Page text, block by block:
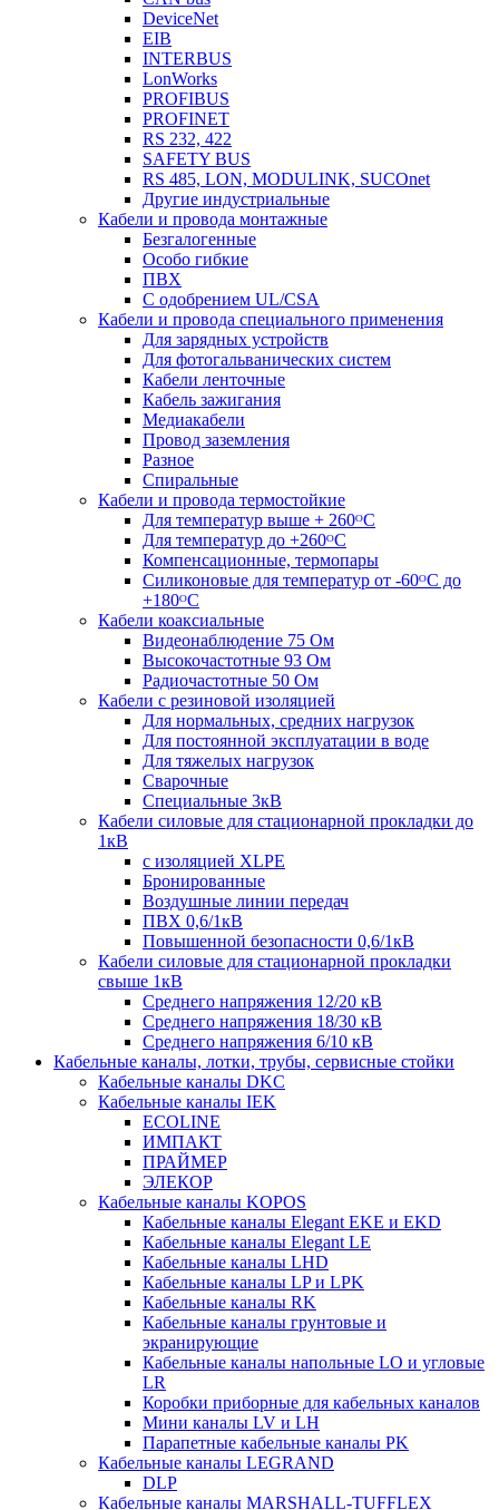
DeviceNet
EIB
INTERBUS
LonWorks
PROFIBUS
PROFINET
RS 232, 422
SAFETY BUS
RS 485, LON, MODULINK, SUCOnet
Другие индустриальные
Кабели и провода монтажные
Безгалогенные
Особо гибкие
ПВХ
С одобрением UL/CSA
Кабели и провода специального применения
Для зарядных устройств
Для фотогальванических систем
Кабели ленточные
Кабель зажигания
Медиакабели
Провод заземления
Разное
Спиральные
Кабели и провода термостойкие
Для температур выше + 260ᴼС
Для температур до +260ᴼС
Компенсационные, термопары
Силиконовые для температур от -60ᴼC до
+180ᴼС
Кабели коаксиальные
Видеонаблюдение 75 Ом
Высокочастотные 93 Ом
Радиочастотные 50 Ом
Кабели с резиновой изоляцией
Для нормальных, средних нагрузок
Для постоянной эксплуатации в воде
Для тяжелых нагрузок
Сварочные
Специальные 3кВ
Кабели силовые для стационарной прокладки до
1кВ
c изоляцией XLPE
Бронированные
Воздушные линии передач
ПВХ 0,6/1кВ
Повышенной безопасности 0,6/1кВ
Кабели силовые для стационарной прокладки
свыше 1кВ
Среднего напряжения 12/20 кВ
Среднего напряжения 18/30 кВ
Среднего напряжения 6/10 кВ
Кабельные каналы, лотки, трубы, сервисные стойки
Кабельные каналы DKC
Кабельные каналы IEK
ECOLINE
ИМПАКТ
ПРАЙМЕР
ЭЛЕКОР
Кабельные каналы KOPOS
Кабельные каналы Elegant EKE и EKD
Кабельные каналы Elegant LE
Кабельные каналы LHD
Кабельные каналы LP и LPK
Кабельные каналы RK
Кабельные каналы грунтовые и
экранирующие
Кабельные каналы напольные LO и угловые
LR
Коробки приборные для кабельных каналов
Мини каналы LV и LH
Парапетные кабельные каналы PK
Кабельные каналы LEGRAND
DLP
Кабельные каналы MARSHALL-TUFFLEX